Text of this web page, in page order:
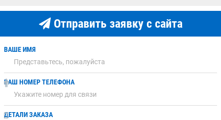
Отправить заявку с сайта
ВАШЕ ИМЯ
ВАШ НОМЕР ТЕЛЕФОНА
ДЕТАЛИ ЗАКАЗА